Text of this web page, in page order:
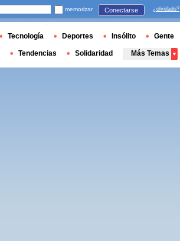
memorizar Conectarse ¿olvidado?
Tecnología Deportes Insólito Gente
Tendencias Solidaridad Más Temas